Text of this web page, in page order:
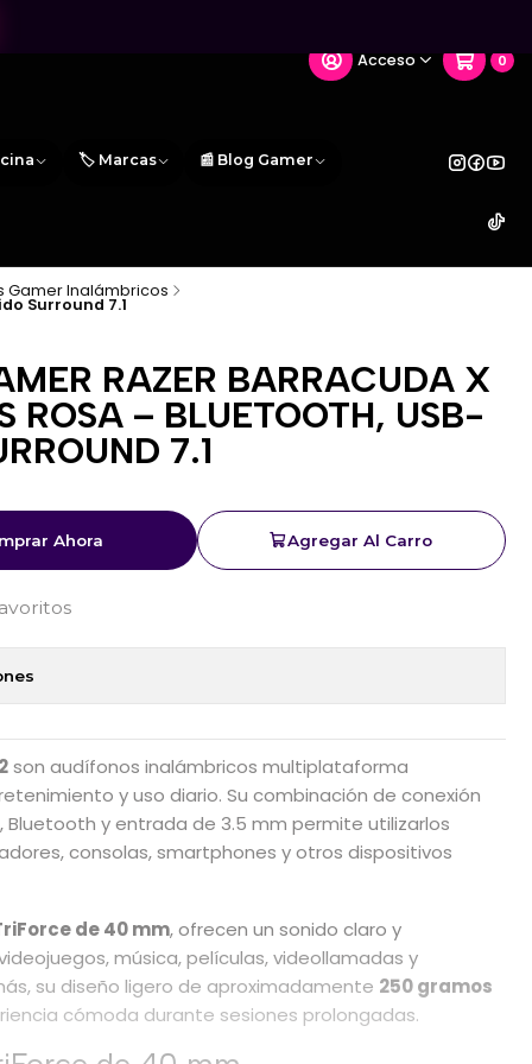
Acceso 0
🏷️ Marcas 📰 Blog Gamer
Gamer Inalámbricos
Surround 7.1
RAZER BARRACUDA X
ROSA – BLUETOOTH, USB-
7.1
Agregar Al Carro
Ahora
son audífonos inalámbricos multiplataforma
y uso diario. Su combinación de conexión
y entrada de 3.5 mm permite utilizarlos
consolas, smartphones y otros dispositivos
de 40 mm, ofrecen un sonido claro y
música, películas, videollamadas y
su diseño ligero de aproximadamente 250 gramos
cómoda durante sesiones prolongadas.